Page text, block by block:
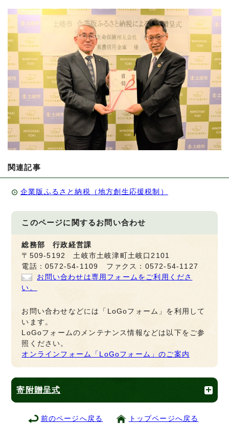
関連記事
企業版ふるさと納税（地方創生応援税制）
このページに関するお問い合わせ
総務部 行政経営課
〒509-5192 土岐市土岐津町土岐口2101
電話：0572-54-1109 ファクス：0572-54-1127
お問い合わせは専用フォームをご利用くださ
い。
お問い合わせなどには「LoGoフォーム」を利用して
います。
LoGoフォームのメンテナンス情報などは以下をご参
照ください。
オンラインフォーム「LoGoフォーム」のご案内
寄附贈呈式
前のページへ戻る トップページへ戻る